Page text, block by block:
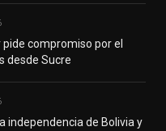
compromiso por el
desde Sucre
independencia de Bolivia y